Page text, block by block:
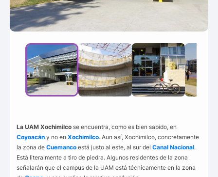
La UAM Xochimilco se encuentra, como es bien sabido, en
Coyoacán y no en Xochimilco. Aun así, Xochimilco, concretamente
la zona de Cuemanco está justo al este, al sur del Canal Nacional.
Está literalmente a tiro de piedra. Algunos residentes de la zona
señalarán que el campus de la UAM está técnicamente en la zona